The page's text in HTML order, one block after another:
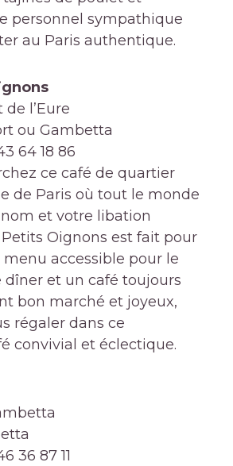
personnel sympathique
au Paris authentique.
de l’Eure
ou Gambetta
64 18 86
ce café de quartier
de Paris où tout le monde
et votre libation
Oignons est fait pour
menu accessible pour le
dîner et un café toujours
bon marché et joyeux,
régaler dans ce
convivial et éclectique.
36 87 11